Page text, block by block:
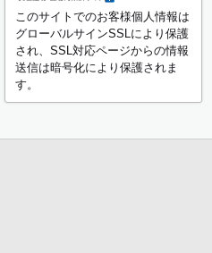
このサイトでのお客様個人情報は
グローバルサインSSLにより保護
され、SSL対応ページからの情報
送信は暗号化により保護されま
す。